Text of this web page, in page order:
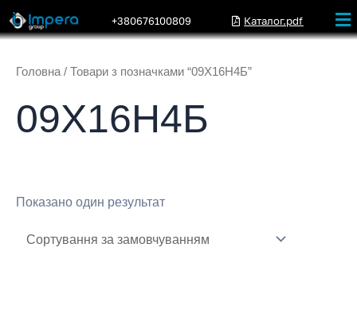
+380676100809 Каталог.pdf
Головна / Товари з позначками “09Х16Н4Б”
09Х16Н4Б
Показано один результат